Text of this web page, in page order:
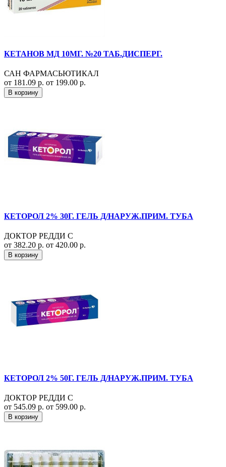
КЕТАНОВ МД 10МГ. №20 ТАБ.ДИСПЕРГ.
САН ФАРМАСЬЮТИКАЛ
от 181.09 р. от 199.00 р.
В корзину
КЕТОРОЛ 2% 30Г. ГЕЛЬ Д/НАРУЖ.ПРИМ. ТУБА
ДОКТОР РЕДДИ С
от 382.20 р. от 420.00 р.
В корзину
КЕТОРОЛ 2% 50Г. ГЕЛЬ Д/НАРУЖ.ПРИМ. ТУБА
ДОКТОР РЕДДИ С
от 545.09 р. от 599.00 р.
В корзину